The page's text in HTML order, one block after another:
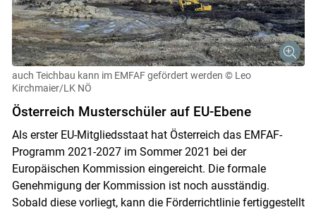
auch Teichbau kann im EMFAF gefördert werden © Leo
Kirchmaier/LK NÖ
Österreich Musterschüler auf EU-Ebene
Als erster EU-Mitgliedsstaat hat Österreich das EMFAF-
Programm 2021-2027 im Sommer 2021 bei der
Europäischen Kommission eingereicht. Die formale
Genehmigung der Kommission ist noch ausständig.
Sobald diese vorliegt, kann die Förderrichtlinie fertiggestellt